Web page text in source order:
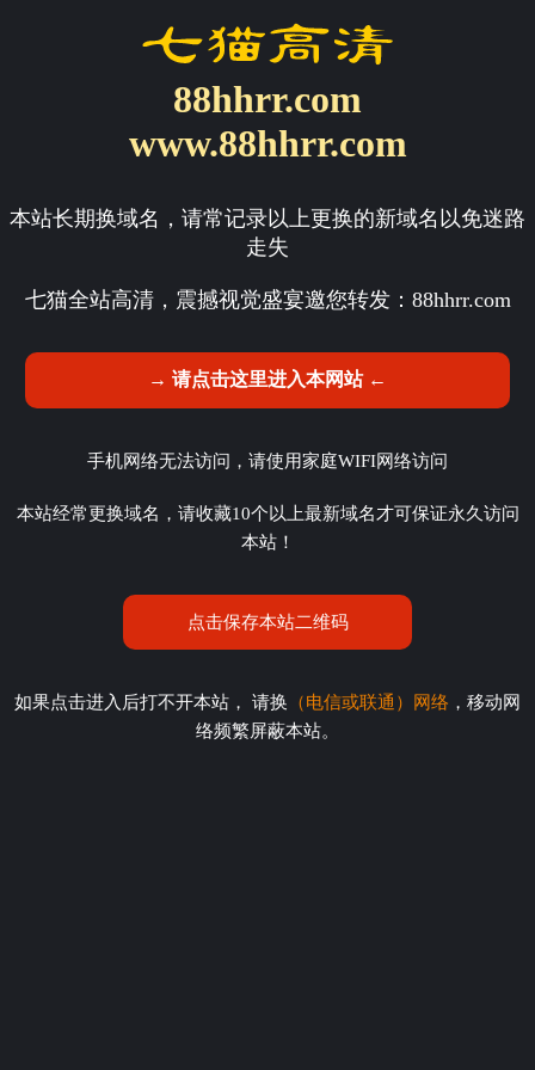
88hhrr.com
www.88hhrr.com
本站长期换域名，请常记录以上更换的新域名以免迷路
走失
七猫全站高清，震撼视觉盛宴邀您转发： 88hhrr.com
→ 请点击这里进入本网站 ←
手机网络无法访问，请使用家庭WIFI网络访问
本站经常更换域名，请收藏10个以上最新域名才可保证永久访问
本站！
点击保存本站二维码
如果点击进入后打不开本站， 请换 （电信或联通）网络 ，移动网
络频繁屏蔽本站。